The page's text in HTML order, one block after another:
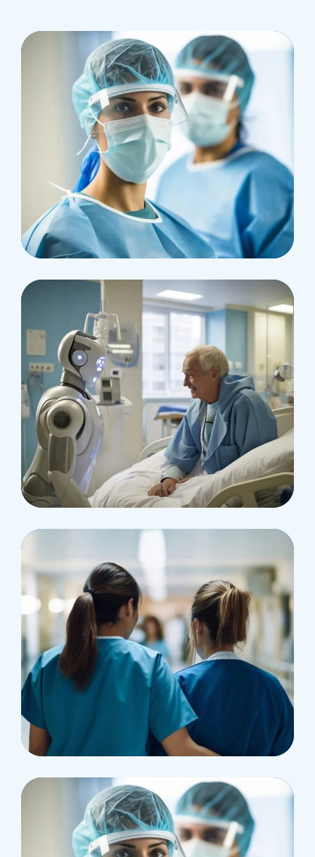
Health
Neurosurgery Surgeon
Osteopaths
Abdominal Aneurysm
Pharmacy
Supraventricular